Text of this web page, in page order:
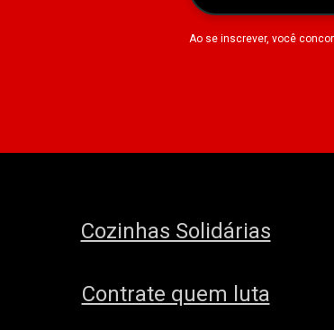
Ao se inscrever, você
Cozinhas Solidárias
Contrate quem luta